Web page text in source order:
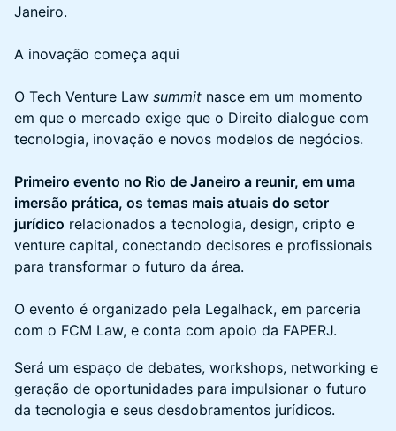
Janeiro.
A inovação começa aqui
O Tech Venture Law summit nasce em um momento
em que o mercado exige que o Direito dialogue com
tecnologia, inovação e novos modelos de negócios.
Primeiro evento no Rio de Janeiro a reunir, em uma
imersão prática, os temas mais atuais do setor
jurídico relacionados a tecnologia, design, cripto e
venture capital, conectando decisores e profissionais
para transformar o futuro da área.
O evento é organizado pela Legalhack, em parceria
com o FCM Law, e conta com apoio da FAPERJ.
Será um espaço de debates, workshops, networking e
geração de oportunidades para impulsionar o futuro
da tecnologia e seus desdobramentos jurídicos.